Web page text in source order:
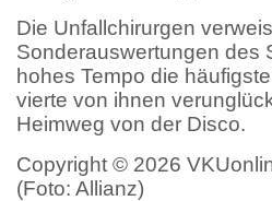
Die Unfallchirurgen
Sonderauswertungen des
hohes Tempo die
vierte von ihnen
Heimweg von der Disco.
Copyright © 2026
(Foto: Allianz)